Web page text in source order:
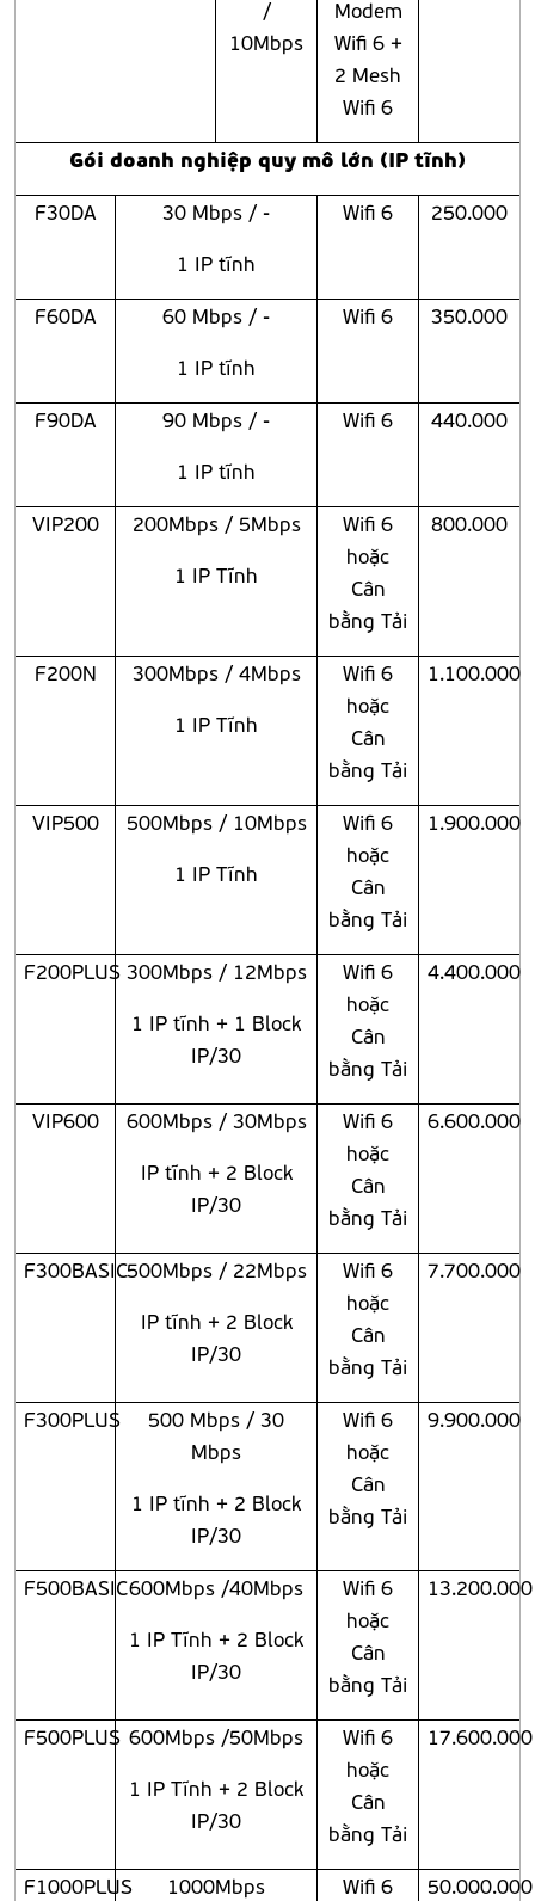
/
10Mbps
Modem
Wifi 6 +
2 Mesh
Wifi 6
Gói doanh nghiệp quy mô lớn (IP tĩnh)
F30DA
30 Mbps / -
1 IP tĩnh
Wifi 6 250.000
F60DA
60 Mbps / -
1 IP tĩnh
Wifi 6 350.000
F90DA
90 Mbps / -
1 IP tĩnh
Wifi 6 440.000
VIP200
200Mbps / 5Mbps
1 IP Tĩnh
Wifi 6
hoặc
Cân
bằng Tải
800.000
F200N
300Mbps / 4Mbps
1 IP Tĩnh
Wifi 6
hoặc
Cân
bằng Tải
1.100.000
VIP500
500Mbps / 10Mbps
1 IP Tĩnh
Wifi 6
hoặc
Cân
bằng Tải
1.900.000
F200PLUS 300Mbps / 12Mbps
1 IP tĩnh + 1 Block
IP/30
Wifi 6
hoặc
Cân
bằng Tải
4.400.000
VIP600
600Mbps / 30Mbps
IP tĩnh + 2 Block
IP/30
Wifi 6
hoặc
Cân
bằng Tải
6.600.000
F300BASIC500Mbps / 22Mbps
IP tĩnh + 2 Block
IP/30
Wifi 6
hoặc
Cân
bằng Tải
7.700.000
F300PLUS
500 Mbps / 30
Mbps
1 IP tĩnh + 2 Block
IP/30
Wifi 6
hoặc
Cân
bằng Tải
9.900.000
F500BASIC600Mbps /40Mbps
1 IP Tĩnh + 2 Block
IP/30
Wifi 6
hoặc
Cân
bằng Tải
13.200.000
F500PLUS 600Mbps /50Mbps
1 IP Tĩnh + 2 Block
IP/30
Wifi 6
hoặc
Cân
bằng Tải
17.600.000
F1000PLUS
1000Mbps
Wifi 6
50.000.000